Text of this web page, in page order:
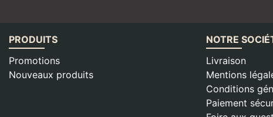
PRODUITS
Promotions
Nouveaux produits
NOTRE
Livraison
Mentions
Conditions
Paiement